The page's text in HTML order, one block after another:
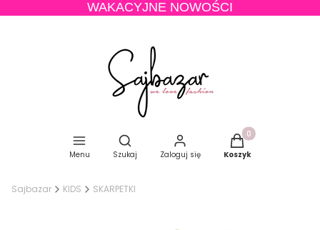
WAKACYJNE NOWOŚCI
Menu
Otwórz wyszukiwarkę
Szukaj Zaloguj się
Produkty w
Koszyk
Sajbazar KIDS SKARPETKI